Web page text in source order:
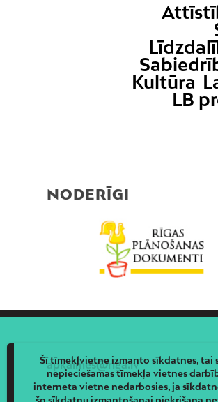
Kultūra
LB
NODERĪGI
apkaimes@riga.lv
Šī tīmekļvietne izmanto sīkdatnes, tai
nepieciešamas tīmekļa vietnes
interneta vietne nedarbosies, ja